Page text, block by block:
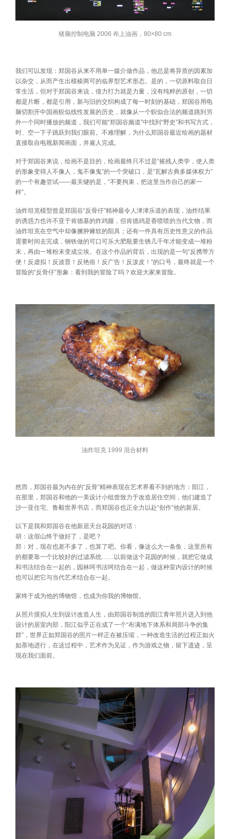
猪脑控制电脑 2006 布上油画，80×80 cm
我们可以发现：郑国谷从来不用单一媒介做作品，他总是将异质的因素加
以杂交，从而产生出模棱两可的临界型艺术形态。是的，一切原料取自日
常生活，但对于郑国谷来说，借力打力就是力量，没有纯粹的原创，一切
都是片断，都是引用，新与旧的交织构成了每一时刻的基础，郑国谷用电
脑切割开中国画貎似线性发展的历史，就像从一个貎似合法的频道跳到另
外一个同时播放的频道，我们可能“郑国谷频道”中找到“野史”和书写方式，
时、空一下子跳跃到我们眼前。不难理解，为什么郑国谷最近绘画的题材
直接取自电视新闻画面，并雇人完成。
对于郑国谷来说，绘画不是目的，绘画最终只不过是“摧残人类学，使人类
的形象变得人不像人，鬼不像鬼”的一个突破口，是“瓦解古典多媒体权力”
的一个有趣尝试――最关键的是，“不要拘束，把这里当作自己的家一
样”。
油炸坦克模型曾是郑国谷“反骨仔”精神最令人津津乐道的表现，油炸结果
的诱惑力也许不亚于肯德基的炸鸡腿，但肯德鸡是香喷喷的当代文物，而
油炸坦克在空气中却像臃肿瘫软的阳具；还有一件具有历史性意义的作品
需要时间去完成，钢铁做的可口可乐大肥瓶要生锈几千年才能变成一堆粉
末，再由一堆粉末变成尘埃。在这个作品的背后，出现的是一句“反携带方
便！反虚拟！反波普！反艳俗！反广告！反泼皮！”的口号，最终就是一个
冒险的“反骨仔”形象：看到我的冒险了吗？欢迎大家来冒险。
油炸坦克 1999 混合材料
然而，郑国谷最为内在的“反骨”精神表现在艺术界看不到的地方：阳江，
在那里，郑国谷和他的一美设计小组曾致力于改造居住空间，他们建造了
沙一亚住宅、鲁毅世界书店，而郑国谷也正全力以赴“创作”他的新居。
以下是我和郑国谷在他新居天台花园的对话：
胡：这假山终于做好了，是吧？
郑：对，现在也差不多了，也算了吧。你看，像这么大一条鱼，这里所有
的都要靠一个比较好的过滤系统……以前做这个花园的时候，就把它做成
和书法结合在一起的，园林呵书法呵结合在一起，做这种室内设计的时候
也可以把它与当代艺术结合在一起。
家终于成为他的博物馆，也成为你我的博物馆。
从照片摸拟人生到设计改造人生，由郑国谷制造的阳江青年照片进入到他
设计的居室内部，阳江似乎正在成了一个“布满地下体系和局部斗争的集
群”，世界正如郑国谷的照片一样正在被压缩，一种改造生活的过程正如火
如荼地进行，在这过程中，艺术作为见证，作为游戏之物，留下遗迹，呈
现在我们面前。